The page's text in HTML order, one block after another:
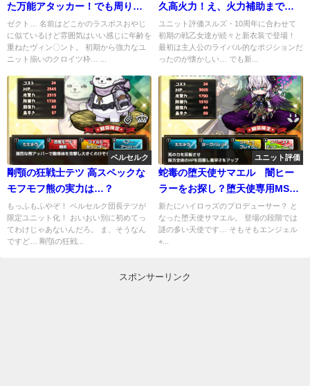
た万能アタッカー！でも周りが
強いと苦労するよね
ゼクト… 名前はどこかのラスボスおやじ
に似ているけど雰囲気はいい感じに年齢を
重ねたヴィン〇ント。 初期から強力なユ
ニット揃いのクロイツ枠… ...
久高火力！え、火力補助まで出
来ちゃうの？
ユニット評価スルズ・10周年に合わせて
初期の戦乙女達が続々と新衣装で登場！
最初は主人公のライバル的なポジションだ
ったのが懐かしい… でも新...
ベルセルク
剛顎の狂戦士テツ 高スペックな
モフモフ熊の実力は…？
もっふもふやぞ！ ベルセルク団長テツが
限定ユニット化！ おいおい別に初めてっ
てわけじゃあないんだろ。 ま、そうなん
ですど… 剛顎の狂戦...
ユニット評価
蛇毒の堕天使サマエル 闇ヒー
ラーをお探し？堕天使専用MS＆
バフ回復が便利！
新たにハイロゥズのプロデューサー？ と
なった堕天使サマエル。 登場の段階では
謎の多い天使です… そもそもエンジェル
⭐︎...
スポンサーリンク